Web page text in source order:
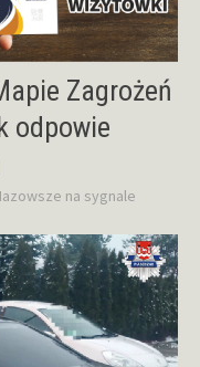
Zagrożeń
odpowie
na sygnale